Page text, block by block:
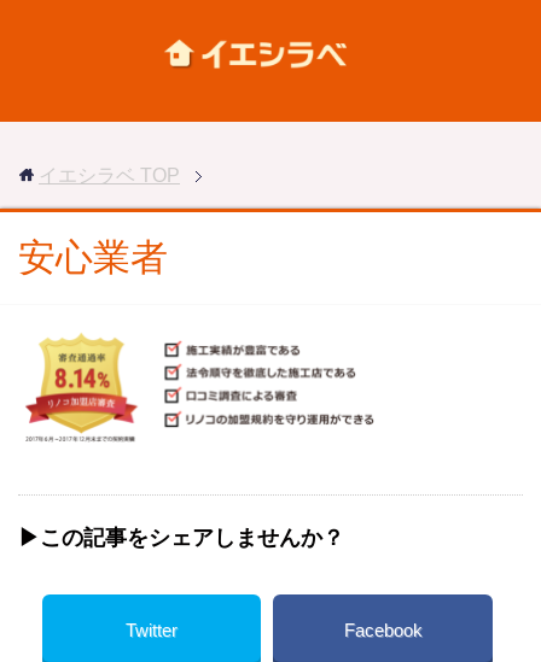
イエシラベ TOP
安心業者
▶︎この記事をシェアしませんか？
Twitter Facebook